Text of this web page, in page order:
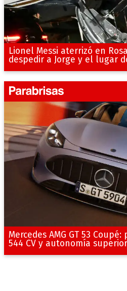
Lionel Messi aterrizó en
despedir a Jorge y el lugar
Mercedes AMG GT 53
544 CV y autonomía